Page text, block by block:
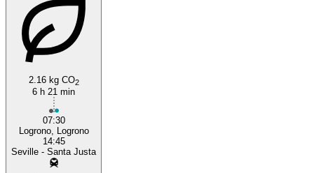
2.16 kg CO2
6 h 21 min
07:30
Logrono, Logrono
14:45
Seville - Santa Justa